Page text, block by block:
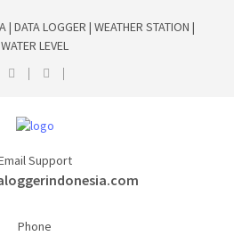
| DATA LOGGER | WEATHER STATION |
WATER LEVEL
Support
Phone